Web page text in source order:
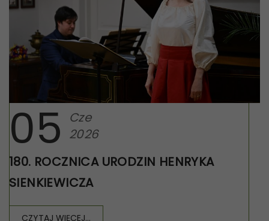
05
Cze
2026
180. ROCZNICA URODZIN HENRYKA
SIENKIEWICZA
CZYTAJ WIĘCEJ...